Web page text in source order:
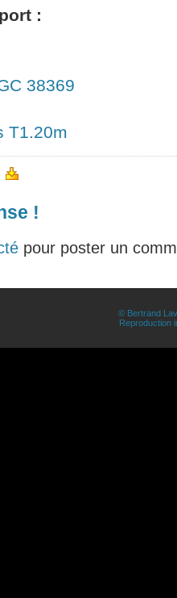
:
38369
T1.20m
!
pour poster un
© Bertrand
Reproduction